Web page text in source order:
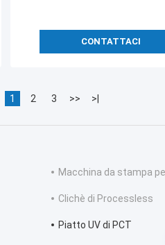
CONTATTACI
1 2 3 >> >|
Macchina da stampa
Clichè di Processless
Piatto UV di PCT